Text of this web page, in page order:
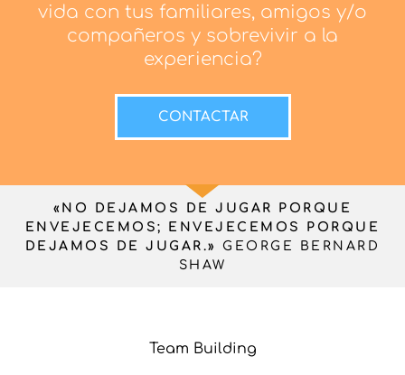
vida con tus familiares, amigos y/o
compañeros y sobrevivir a la
experiencia?
CONTACTAR
«NO DEJAMOS DE JUGAR PORQUE
ENVEJECEMOS; ENVEJECEMOS PORQUE
DEJAMOS DE JUGAR.»
GEORGE BERNARD
SHAW
Team Building